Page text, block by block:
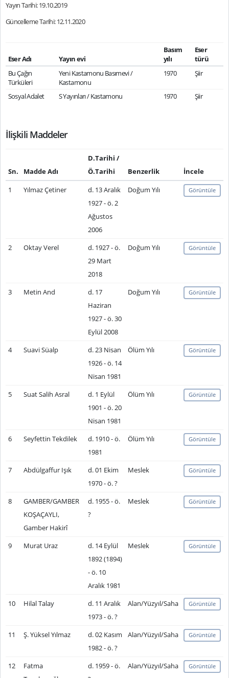
Yayın Tarihi: 19.10.2019
Güncelleme Tarihi: 12.11.2020
Eser Adı Yayın evi
Basım
yılı
Eser
türü
Bu Çağın
Türküleri
Yeni Kastamonu Basımevi /
Kastamonu
1970 Şiir
Sosyal Adalet S Yayınları / Kastamonu 1970 Şiir
İlişkili Maddeler
Sn. Madde Adı
D.Tarihi /
Ö.Tarihi
Benzerlik
İncele
1
Yılmaz Çetiner
d. 13 Aralık
1927 - ö. 2
Ağustos
2006
Doğum Yılı Görüntüle
2 Oktay Verel
d. 1927 - ö.
29 Mart
2018
Doğum Yılı Görüntüle
3 Metin And
d. 17
Haziran
1927 - ö. 30
Eylül 2008
Doğum Yılı Görüntüle
4 Suavi Süalp
d. 23 Nisan
1926 - ö. 14
Nisan 1981
Ölüm Yılı Görüntüle
5 Suat Salih Asral
d. 1 Eylül
1901 - ö. 20
Nisan 1981
Ölüm Yılı Görüntüle
6 Seyfettin Tekdilek
d. 1910 - ö.
1981
Ölüm Yılı Görüntüle
7 Abdülgaffur Işık
d. 01 Ekim
1970 - ö. ?
Meslek Görüntüle
8
GAMBER/GAMBER
KOŞAÇAYLI,
Gamber Hakirî
d. 1955 - ö.
?
Meslek Görüntüle
9 Murat Uraz
d. 14 Eylül
1892 (1894)
- ö. 10
Aralık 1981
Meslek Görüntüle
10 Hilal Talay
d. 11 Aralık
1973 - ö. ?
Alan/Yüzyıl/Saha Görüntüle
11 Ş. Yüksel Yılmaz
d. 02 Kasım
1982 - ö. ?
Alan/Yüzyıl/Saha Görüntüle
12
Fatma
d. 1959 - ö.
Alan/Yüzyıl/Saha Görüntüle